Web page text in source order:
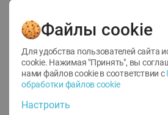
12
1.05 руб./
Файлы cookie
Для удобства пользователей сайта
cookie. Нажимая "Принять", вы
нами файлов cookie в соответствии с
обработки файлов cookie
Настроить